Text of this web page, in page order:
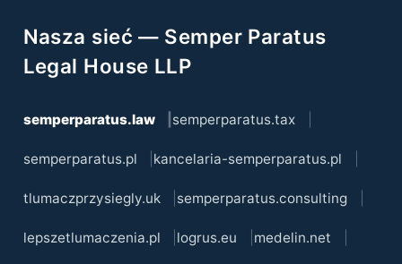
Nasza sieć — Semper Paratus
Legal House LLP
semperparatus.law semperparatus.tax
semperparatus.pl kancelaria-semperparatus.pl
tlumaczprzysiegly.uk semperparatus.consulting
lepszetlumaczenia.pl logrus.eu medelin.net